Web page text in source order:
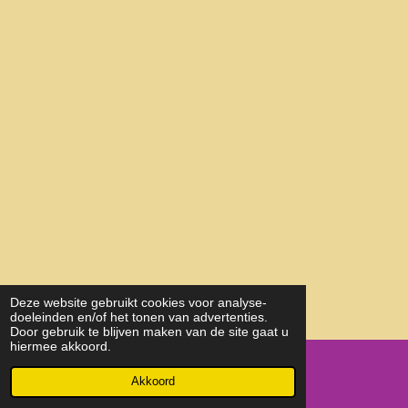
Deze website gebruikt cookies voor analyse-
doeleinden en/of het tonen van advertenties.
Door gebruik te blijven maken van de site gaat u
hiermee akkoord.
Akkoord
Powered byJouwWeb